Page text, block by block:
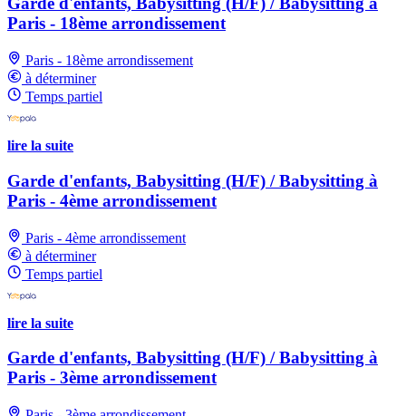
Paris - 18ème arrondissement
Paris - 18ème arrondissement
à déterminer
Temps partiel
lire la suite
Garde d'enfants, Babysitting (H/F) / Babysitting à
Paris - 4ème arrondissement
Paris - 4ème arrondissement
à déterminer
Temps partiel
lire la suite
Garde d'enfants, Babysitting (H/F) / Babysitting à
Paris - 3ème arrondissement